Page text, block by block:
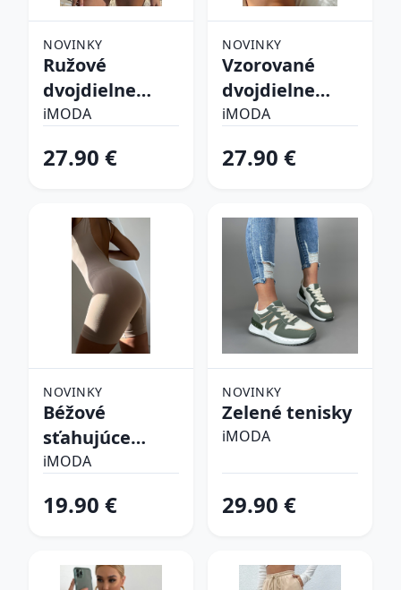
NOVINKY
Ružové
dvojdielne
plavky
iMODA
27.90 €
NOVINKY
Vzorované
dvojdielne
plavky
iMODA
27.90 €
NOVINKY
Béžové
sťahujúce
spodné prádlo
iMODA
19.90 €
NOVINKY
Zelené tenisky
iMODA
29.90 €